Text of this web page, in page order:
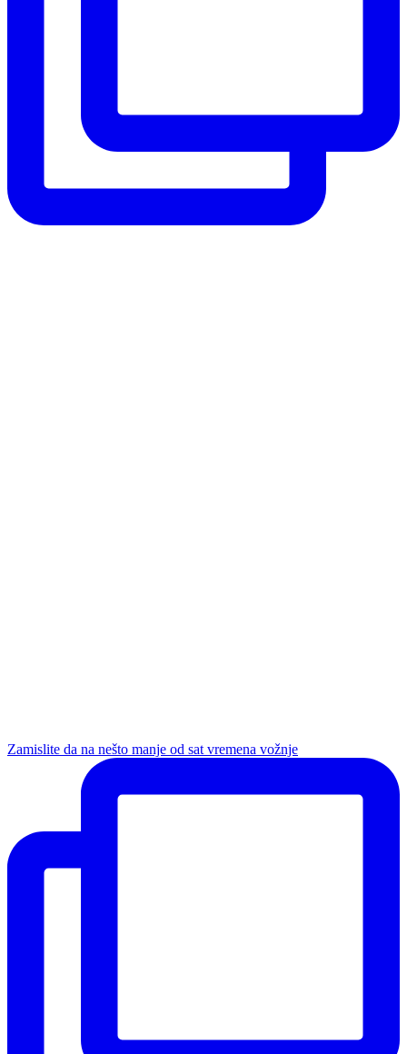
Zamislite da na nešto manje od sat vremena vožnje